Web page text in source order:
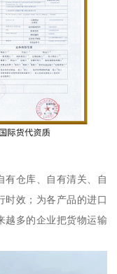
有仓库、自有清关、自
时效；为各产品的进口
越多的企业把货物运输